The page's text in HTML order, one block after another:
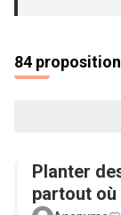
84
Planter
partout